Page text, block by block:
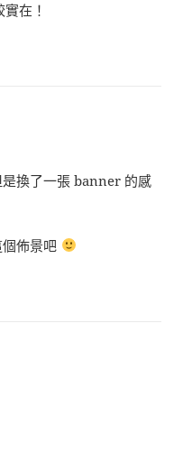
在！
換了一張 banner 的感
佈景吧